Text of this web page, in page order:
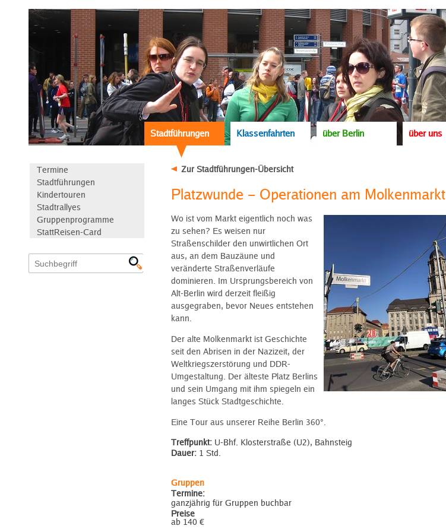
Stadtführungen Klassenfahrten über Berlin über uns
Termine
Stadtführungen
Kindertouren
Stadtrallyes
Gruppenprogramme
StattReisen-Card
Zur Stadtführungen-Übersicht
Platzwunde – Operationen am Molkenmarkt
Wo ist vom Markt eigentlich noch was
zu sehen? Es weisen nur
Straßenschilder den unwirtlichen Ort
aus, an dem Bauzäune und
veränderte Straßenverläufe
dominieren. Im Ursprungsbereich von
Alt-Berlin wird derzeit fleißig
ausgegraben, bevor Neues entstehen
kann.
Der alte Molkenmarkt ist Geschichte
seit den Abrisen in der Nazizeit, der
Weltkriegszerstörung und DDR-
Umgestaltung. Der älteste Platz Berlins
und sein Umgang mit ihm spiegeln ein
langes Stück Stadtgeschichte.
Eine Tour aus unserer Reihe Berlin 360°.
Treffpunkt: U-Bhf. Klosterstraße (U2), Bahnsteig
Dauer: 1 Std.
Gruppen
Termine:
ganzjährig für Gruppen buchbar
Preise
ab 140 €